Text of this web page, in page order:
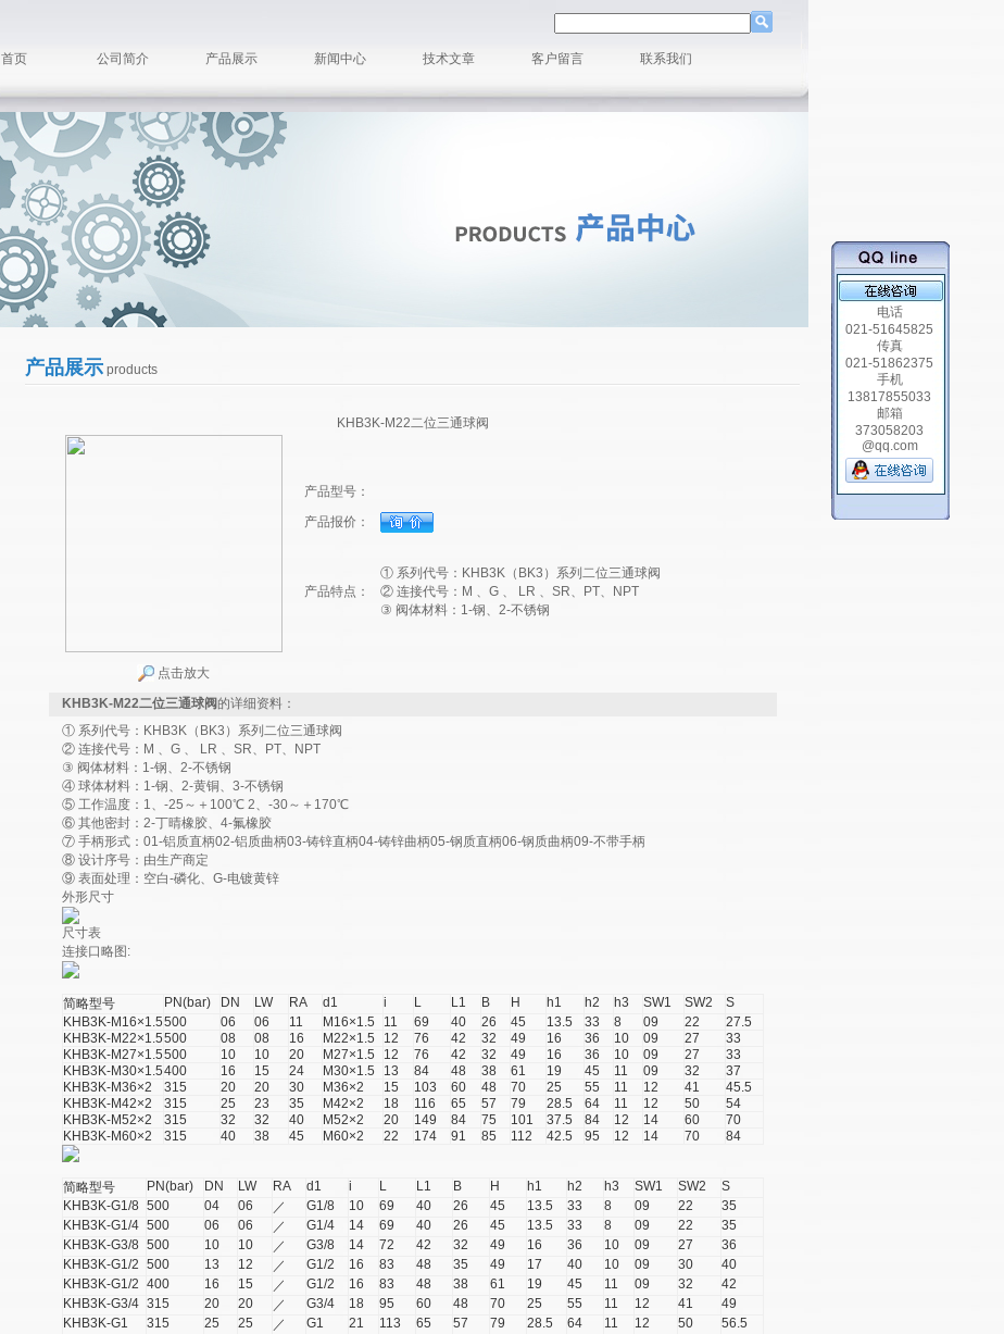
首页 公司简介 产品展示 新闻中心 技术文章 客户留言 联系我们
产品展示 products
KHB3K-M22二位三通球阀
点击放大
产品型号：
产品报价：
产品特点：
① 系列代号：KHB3K（BK3）系列二位三通球阀
② 连接代号：M 、G 、 LR 、SR、PT、NPT
③ 阀体材料：1-钢、2-不锈钢
KHB3K-M22二位三通球阀的详细资料：
① 系列代号：KHB3K（BK3）系列二位三通球阀
② 连接代号：M 、G 、 LR 、SR、PT、NPT
③ 阀体材料：1-钢、2-不锈钢
④ 球体材料：1-钢、2-黄铜、3-不锈钢
⑤ 工作温度：1、-25～＋100℃ 2、-30～＋170℃
⑥ 其他密封：2-丁晴橡胶、4-氟橡胶
⑦ 手柄形式：01-铝质直柄02-铝质曲柄03-铸锌直柄04-铸锌曲柄05-钢质直柄06-钢质曲柄09-不带手柄
⑧ 设计序号：由生产商定
⑨ 表面处理：空白-磷化、G-电镀黄锌
外形尺寸
尺寸表
连接口略图:
简略型号 PN(bar) DN LW RA d1 i L L1 B H h1 h2 h3 SW1 SW2
S
KHB3K-M16×1.5500 06 06 11 M16×1.5 11 69 40 26 45 13.5 33 8 09 22
27.5
KHB3K-M22×1.5500 08 08 16 M22×1.5 12 76 42 32 49 16 36 10 09 27
33
KHB3K-M27×1.5500 10 10 20 M27×1.5 12 76 42 32 49 16 36 10 09 27
33
KHB3K-M30×1.5400 16 15 24 M30×1.5 13 84 48 38 61 19 45 11 09 32
37
KHB3K-M36×2
315 20 20 30 M36×2 15 103 60 48 70 25 55 11 12 41
45.5
KHB3K-M42×2
315 25 23 35 M42×2 18 116 65 57 79 28.5 64 11 12 50
54
KHB3K-M52×2
315 32 32 40 M52×2 20 149 84 75 101 37.5 84 12 14 60
70
KHB3K-M60×2
315 40 38 45 M60×2 22 174 91 85 112 42.5 95 12 14 70 84
简略型号 PN(bar) DN LW RA d1 i L L1 B H h1 h2 h3 SW1 SW2
S
KHB3K-G1/8 500 04 06 ／ G1/8 10 69 40 26 45 13.5 33 8 09 22
35
KHB3K-G1/4 500 06 06 ／ G1/4 14 69 40 26 45 13.5 33 8 09 22
35
KHB3K-G3/8 500 10 10 ／ G3/8 14 72 42 32 49 16 36 10 09 27
36
KHB3K-G1/2 500 13 12 ／ G1/2 16 83 48 35 49 17 40 10 09 30
40
KHB3K-G1/2 400 16 15 ／ G1/2 16 83 48 38 61 19 45 11 09 32
42
KHB3K-G3/4 315 20 20 ／ G3/4 18 95 60 48 70 25 55 11 12 41
49
KHB3K-G1
315 25 25 ／ G1 21 113 65 57 79 28.5 64 11 12 50
56.5
电话
021-51645825
传真
021-51862375
手机
13817855033
邮箱
373058203
@qq.com